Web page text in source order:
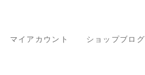
マイアカウント ショップブログ